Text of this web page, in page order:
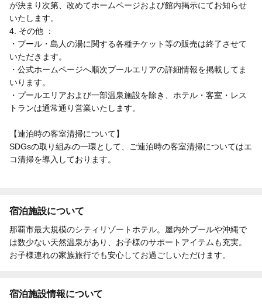
が決まり次第、改めてホームページおよび館内掲示にてお知らせ
いたします。
4. その他 ：
・プール・島人の湯に関する各種チケット等の販売は終了させて
いただきます。
・公式ホームページへ順次プールエリアの詳細情報を掲載してま
いります。
・プールエリアおよび一部温泉施設を除き、ホテル・客室・レス
トランは通常通り営業いたします。
【連泊時の客室清掃について】
SDGsの取り組みの一環として、ご連泊時の客室清掃についてはエ
コ清掃を導入しております。
宿泊施設について
那覇市最大規模のシティリゾートホテル。屋内外プールや沖縄で
は数少ない天然温泉があり、お子様のサポートアイテムも充実。
お子様連れの家族旅行でも安心してお過ごしいただけます。
宿泊施設情報について